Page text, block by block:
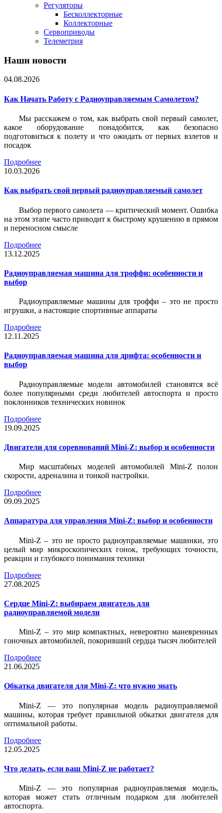
Регуляторы
Бесколлекторные
Коллекторные
Сервоприводы
Телеметрия
Наши новости
04.08.2026
Как Начать Работу с Радиоуправляемым Самолетом?
Мы расскажем о том, как выбрать свой первый самолет,
какое оборудование понадобится, как безопасно
подготовиться к полету и что ожидать от первых взлетов и
посадок
Подробнее
10.03.2026
Как выбрать свой первый радиоуправляемый самолет
Выбор первого самолета — критический момент. Ошибка
на этом этапе часто приводит к быстрому крушению в прямом
и переносном смысле
Подробнее
13.12.2025
Радиоуправляемая машина для троффи: особенности и
выбор
Радиоуправляемые машины для троффи – это не просто
игрушки, а настоящие спортивные аппараты
Подробнее
12.11.2025
Радиоуправляемая машина для дрифта: особенности и
выбор
Радиоуправляемые модели автомобилей становятся всё
более популярными среди любителей автоспорта и просто
поклонников технических новинок
Подробнее
19.09.2025
Двигатели для соревнований Mini-Z: выбор и особенности
Мир масштабных моделей автомобилей Mini-Z полон
скорости, адреналина и тонкой настройки.
Подробнее
09.09.2025
Аппаратура для управления Mini-Z: выбор и особенности
Mini-Z – это не просто радиоуправляемые машинки, это
целый мир микроскопических гонок, требующих точности,
реакции и глубокого понимания техники
Подробнее
27.08.2025
Сердце Mini-Z: выбираем двигатель для
радиоуправляемой модели
Mini-Z – это мир компактных, невероятно маневренных
гоночных автомобилей, покоривший сердца тысяч любителей
Подробнее
21.06.2025
Обкатка двигателя для Mini-Z: что нужно знать
Mini-Z — это популярная модель радиоуправляемой
машины, которая требует правильной обкатки двигателя для
оптимальной работы.
Подробнее
12.05.2025
Что делать, если ваш Mini-Z не работает?
Mini-Z — это популярная радиоуправляемая модель,
которая может стать отличным подарком для любителей
автоспорта.